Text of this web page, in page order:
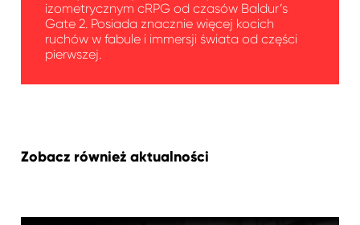
izometrycznym cRPG od czasów Baldur’s
Gate 2. Posiada znacznie więcej kocich
ruchów w fabule i immersji świata od części
pierwszej.
Zobacz również aktualności